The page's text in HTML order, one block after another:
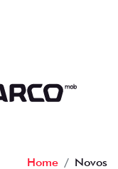
Home Novos